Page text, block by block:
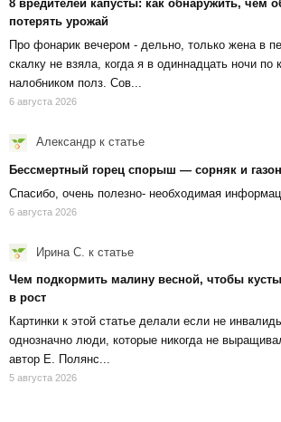
8 вредителей капусты: как обнаружить, чем
потерять урожай
Про фонарик вечером - дельно, только жена в
скалку не взяла, когда я в одиннадцать ночи по
налобником полз. Сов...
6 августа 2026
Александр к статье
Бессмертный горец спорыш — сорняк и
Спасибо, очень полезно- необходимая
6 августа 2026
Ирина С. к статье
Чем подкормить малину весной, чтобы
в рост
Картинки к этой статье делали если не
однозначно люди, которые никогда не
автор Е. Полянс...
5 августа 2026